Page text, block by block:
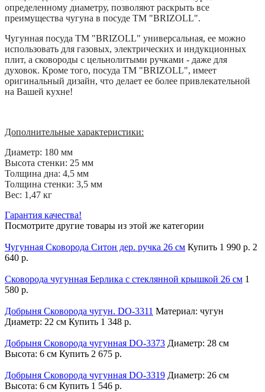
определенному диаметру, позволяют раскрыть все
преимущества чугуна в посуде ТМ "BRIZOLL".
Чугунная посуда ТМ "BRIZOLL" универсальная, ее можно
использовать для газовых, электрических и индукционных
плит, а сковороды с цельнолитыми ручками - даже для
духовок. Кроме того, посуда ТМ "BRIZOLL", имеет
оригинальный дизайн, что делает ее более привлекательной
на Вашей кухне!
Дополнительные характеристики:
Диаметр: 180 мм
Высота стенки: 25 мм
Толщина дна: 4,5 мм
Толщина стенки: 3,5 мм
Вес: 1,47 кг
Гарантия качества!
Посмотрите другие товары из этой же категории
Чугунная Сковорода Ситон дер. ручка 26 см Купить 1 990 р. 2
640 р.
Сковорода чугунная Берлика с стеклянной крышкой 26 см 1
580 р.
Добрыня Сковорода чугун. DO-3311 Материал: чугун
Диаметр: 22 см Купить 1 348 р.
Добрыня Сковорода чугунная DO-3373 Диаметр: 28 см
Высота: 6 см Купить 2 675 р.
Добрыня Сковорода чугунная DO-3319 Диаметр: 26 см
Высота: 6 см Купить 1 546 р.